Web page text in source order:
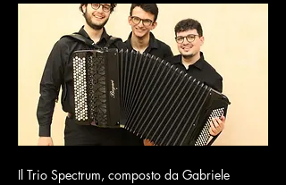
Il Trio Spectrum, composto da Gabriele